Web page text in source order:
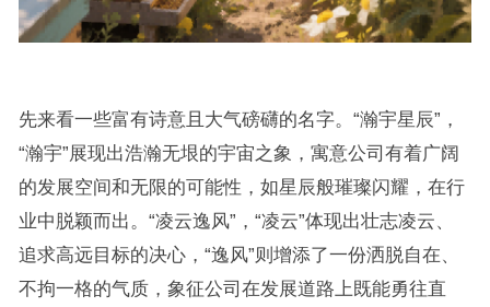
先来看一些富有诗意且大气磅礴的名字。“瀚宇星辰”，
“瀚宇”展现出浩瀚无垠的宇宙之象，寓意公司有着广阔
的发展空间和无限的可能性，如星辰般璀璨闪耀，在行
业中脱颖而出。“凌云逸风”，“凌云”体现出壮志凌云、
追求高远目标的决心，“逸风”则增添了一份洒脱自在、
不拘一格的气质，象征公司在发展道路上既能勇往直